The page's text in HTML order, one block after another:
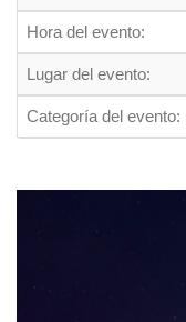
Hora del evento:
Lugar del evento:
Categoría del evento: